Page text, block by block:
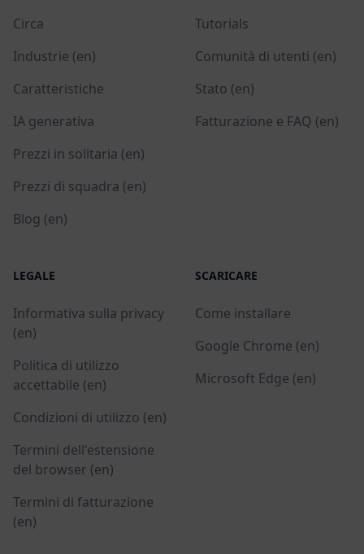
Circa
Industrie (en)
Caratteristiche
IA generativa
Prezzi in solitaria (en)
Prezzi di squadra (en)
Blog (en)
Tutorials
Comunità di utenti (en)
Stato (en)
Fatturazione e FAQ (en)
LEGALE
Informativa sulla privacy
(en)
Politica di utilizzo
accettabile (en)
Condizioni di utilizzo (en)
Termini dell'estensione
del browser (en)
Termini di fatturazione
(en)
SCARICARE
Come installare
Google Chrome (en)
Microsoft Edge (en)